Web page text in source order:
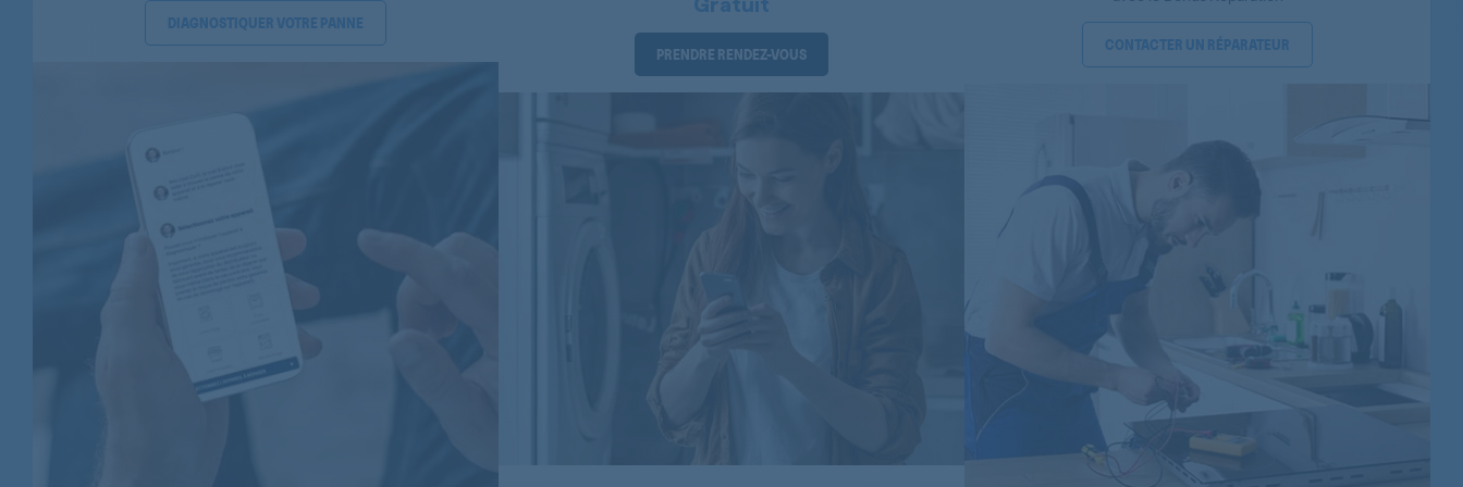
BAUKNECHT
ADG697FD
BAUKNECHT
BAUKNECHT
854281929769
ADG8198/1IX
Gratuit
PRENDRE RENDEZ-VOUS
DIAGNOSTIQUER VOTRE PANNE
CONTACTER UN RÉPARATEUR